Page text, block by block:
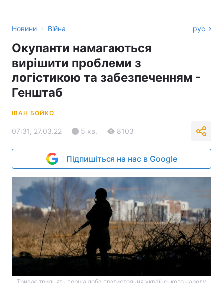
Новини › Війна рус
Окупанти намагаються
вирішити проблеми з
логістикою та забезпеченням -
Генштаб
ІВАН БОЙКО
07:31, 27.03.22 5 хв. 8103
Підпишіться на нас в Google
Триває тридцять перша доба протистояння українського народу